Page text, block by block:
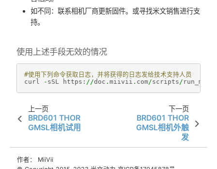
如不同：联系相机厂商更新固件。或寻找米文销售进行支
持。
​使用上述手段无效的情况
#使用下列命令获取日志，并将获得的日志发给技术支持人员
curl
- sSL https : //doc . miivii . com/scripts/
上一页
BRD601 THOR
GMSL相机试用
下一页
BRD601 THOR
GMSL相机外触
发
作者： MiiVii